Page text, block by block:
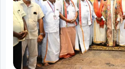
ప్రాంతీయ
వార్తలు
(STATE)
తెలంగాణ